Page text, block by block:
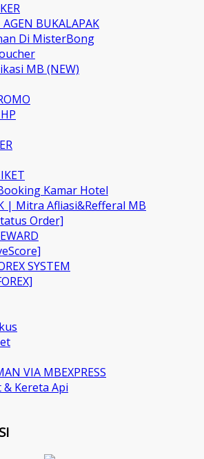
BUKALAPAK
Di MisterBong
MB (NEW)
Kamar Hotel
| Mitra Afliasi&Refferal MB
Order]
SYSTEM
VIA MBEXPRESS
Kereta Api